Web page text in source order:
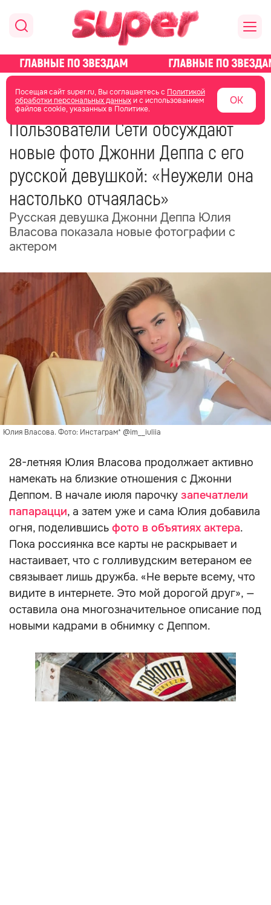
Посещая сайт super.ru, Вы соглашаетесь с Политикой
обработки персональных данныхи с использованием
файлов cookie, указанных в Политике.
ОК
главная новости о звездах
31 августа 2024 07:57
Пользователи Сети обсуждают
новые фото Джонни Деппа с его
русской девушкой: «Неужели она
настолько отчаялась»
Русская девушка Джонни Деппа Юлия
Власова показала новые фотографии с
актером
Юлия Власова. Фото: Инстаграм* @im__iuliia
28-летняя Юлия Власова продолжает активно
намекать на близкие отношения с Джонни
Деппом. В начале июля парочку запечатлели
папарацци, а затем уже и сама Юлия добавила
огня, поделившись фото в объятиях актера.
Пока россиянка все карты не раскрывает и
настаивает, что с голливудским ветераном ее
связывает лишь дружба. «‎Не верьте всему, что
видите в интернете. Это мой дорогой друг», —
оставила она многозначительное описание под
новыми кадрами в обнимку с Деппом.